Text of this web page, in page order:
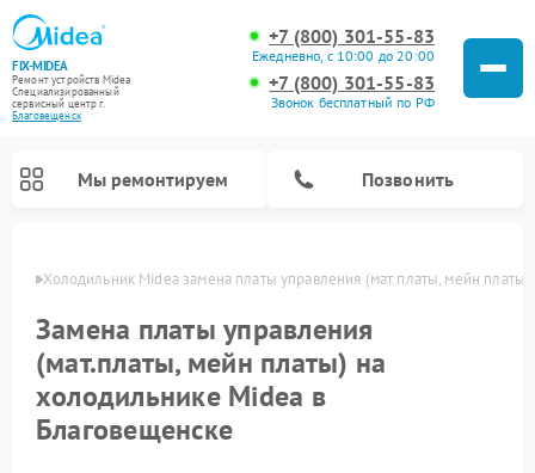
FIX-MIDEA
Ремонт устройств Midea
Специализированный
cервисный центр г.
Благовещенск
+7 (800) 301-55-83
Ежедневно, с 10:00 до 20:00
+7 (800) 301-55-83
Звонок бесплатный по РФ
Мы ремонтируем Позвонить
Холодильник Midea замена платы управления (мат.платы, мейн платы)
Замена платы управления
(мат.платы, мейн платы) на
холодильнике Midea в
Благовещенске